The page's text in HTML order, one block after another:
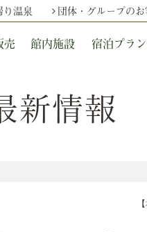
り温泉 団体・グループの
売 館内施設 宿泊プラン
新情報